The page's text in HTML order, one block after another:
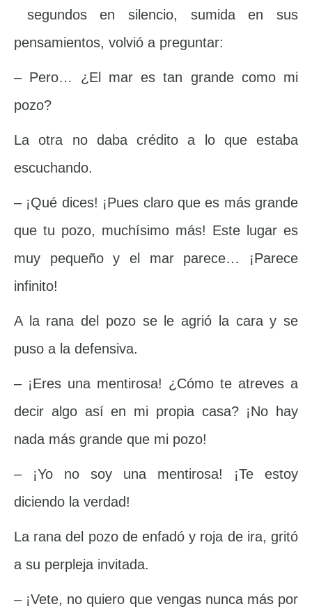
segundos en silencio, sumida en sus
pensamientos, volvió a preguntar:
– Pero… ¿El mar es tan grande como mi
pozo?
La otra no daba crédito a lo que estaba
escuchando.
– ¡Qué dices! ¡Pues claro que es más grande
que tu pozo, muchísimo más! Este lugar es
muy pequeño y el mar parece… ¡Parece
infinito!
A la rana del pozo se le agrió la cara y se
puso a la defensiva.
– ¡Eres una mentirosa! ¿Cómo te atreves a
decir algo así en mi propia casa? ¡No hay
nada más grande que mi pozo!
– ¡Yo no soy una mentirosa! ¡Te estoy
diciendo la verdad!
La rana del pozo de enfadó y roja de ira, gritó
a su perpleja invitada.
– ¡Vete, no quiero que vengas nunca más por